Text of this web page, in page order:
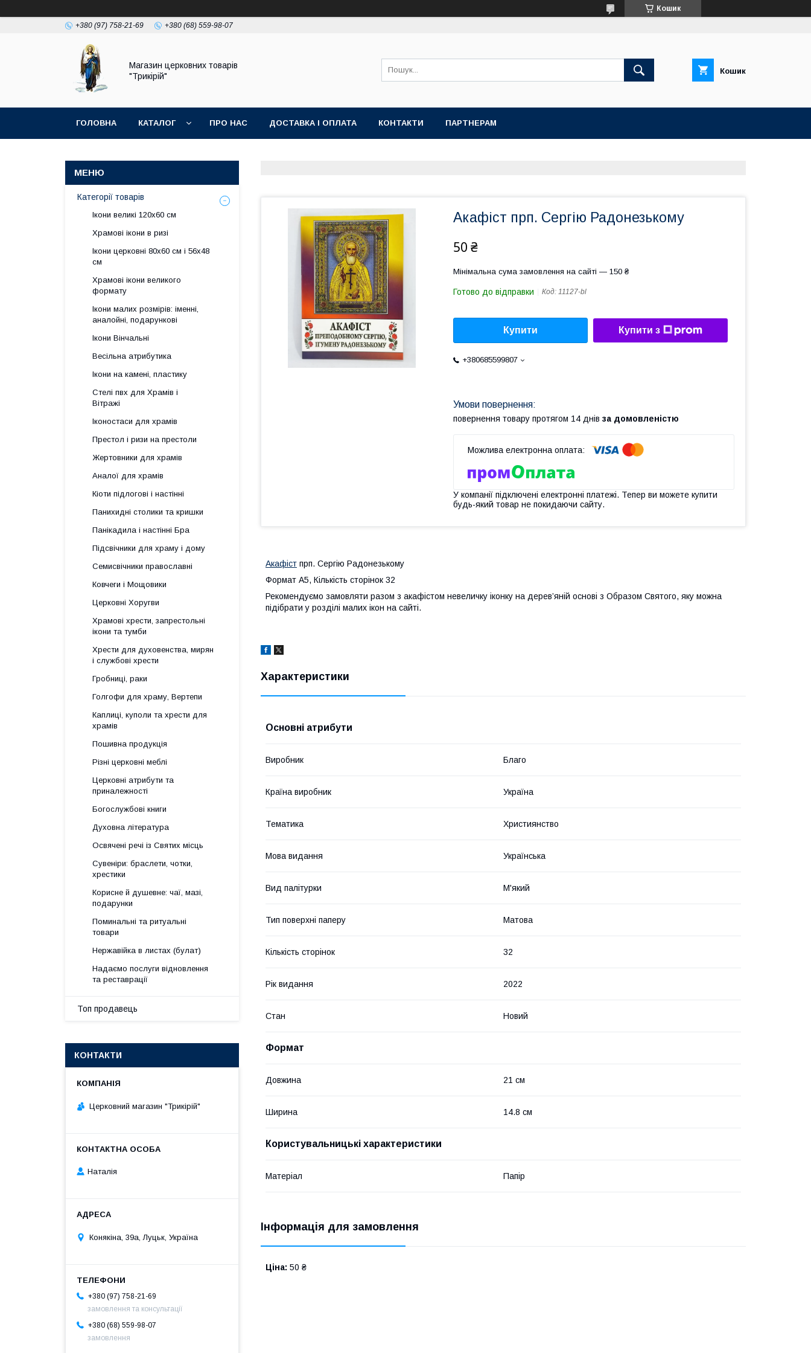
Кошик
+380 (97) 758-21-69 +380 (68) 559-98-07
Магазин церковних товарів
"Трикірій"
Кошик
ГОЛОВНА КАТАЛОГ ПРО НАС ДОСТАВКА І ОПЛАТА КОНТАКТИ ПАРТНЕРАМ
Акафіст прп. Сергію Радонезькому
50 ₴
Мінімальна сума замовлення на сайті — 150 ₴
Готово до відправки Код: 11127-bl
Купити Купити з
+380685599807
повернення товару протягом 14 днів за домовленістю
У компанії підключені електронні платежі. Тепер ви можете купити
будь-який товар не покидаючи сайту.
Акафіст прп. Сергію Радонезькому
Формат A5, Кількість сторінок 32
Рекомендуємо замовляти разом з акафістом невеличку іконку на дерев’яній основі з Образом Святого, яку можна
підібрати у розділі малих ікон на сайті.
Характеристики
Основні атрибути
Виробник Благо
Країна виробник Україна
Тематика Християнство
Мова видання Українська
Вид палітурки М'який
Тип поверхні паперу Матова
Кількість сторінок 32
Рік видання 2022
Стан Новий
Формат
Довжина 21 см
Ширина 14.8 см
Користувальницькі характеристики
Матеріал Папір
Інформація для замовлення
Ціна: 50 ₴
Категорії товарів
Ікони великі 120х60 см
Храмові ікони в ризі
Ікони церковні 80х60 см і 56х48
см
Храмові ікони великого
формату
Ікони малих розмірів: іменні,
аналойні, подарункові
Ікони Вінчальні
Весільна атрибутика
Ікони на камені, пластику
Стелі пвх для Храмів і
Вітражі
Іконостаси для храмів
Престол і ризи на престоли
Жертовники для храмів
Аналої для храмів
Кіоти підлогові і настінні
Панихидні столики та кришки
Панікадила і настінні Бра
Підсвічники для храму і дому
Семисвічники православні
Ковчеги і Мощовики
Церковні Хоругви
Храмові хрести, запрестольні
ікони та тумби
Хрести для духовенства, мирян
і службові хрести
Гробниці, раки
Голгофи для храму, Вертепи
Каплиці, куполи та хрести для
храмів
Пошивна продукція
Різні церковні меблі
Церковні атрибути та
приналежності
Богослужбові книги
Духовна література
Освячені речі із Святих місць
Сувеніри: браслети, чотки,
хрестики
Корисне й душевне: чаї, мазі,
подарунки
Поминальні та ритуальні
товари
Нержавійка в листах (булат)
Надаємо послуги відновлення
та реставрації
Топ продавець
КОНТАКТИ
Церковний магазин "Трикірій"
Наталія
Конякіна, 39а, Луцьк, Україна
+380 (97) 758-21-69
замовлення та консультації
+380 (68) 559-98-07
замовлення